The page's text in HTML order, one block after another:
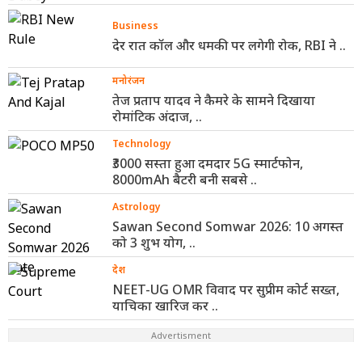
Business
देर रात कॉल और धमकी पर लगेगी रोक, RBI ने ..
मनोरंजन
तेज प्रताप यादव ने कैमरे के सामने दिखाया
रोमांटिक अंदाज, ..
Technology
₹3000 सस्ता हुआ दमदार 5G स्मार्टफोन,
8000mAh बैटरी बनी सबसे ..
Astrology
Sawan Second Somwar 2026: 10 अगस्त
को 3 शुभ योग, ..
देश
NEET-UG OMR विवाद पर सुप्रीम कोर्ट सख्त,
याचिका खारिज कर ..